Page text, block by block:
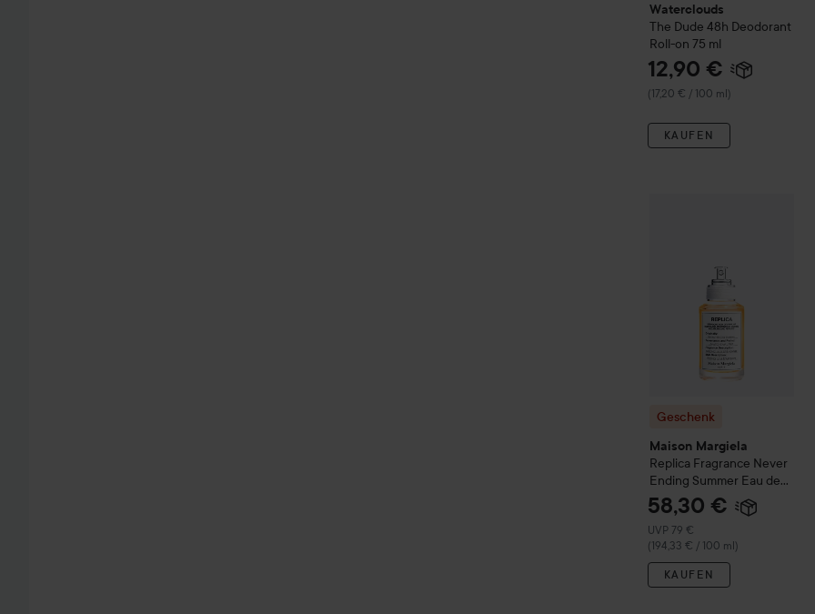
Waterclouds
The Dude 48h Deodorant
Roll-on 75 ml
12,90 €
(17,20 € / 100 ml)
KAUFEN
Geschenk
Maison Margiela
Replica Fragrance Never
Ending Summer Eau de
Toilette 30 ml
58,30 €
UVP 79 €
Empfohlener Preis 79 €
(194,33 € / 100 ml)
KAUFEN